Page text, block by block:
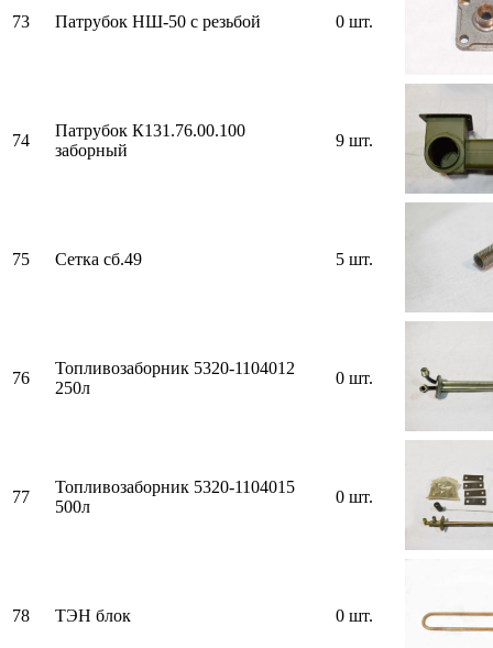
73 Патрубок НШ-50 с резьбой 0 шт.
74
Патрубок К131.76.00.100
заборный
9 шт.
75 Сетка сб.49 5 шт.
76
Топливозаборник 5320-1104012
250л
0 шт.
77
Топливозаборник 5320-1104015
500л
0 шт.
78 ТЭН блок 0 шт.